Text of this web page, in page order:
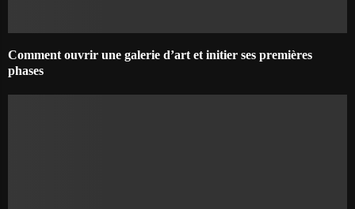
Comment ouvrir une galerie d’art et initier ses premières
phases